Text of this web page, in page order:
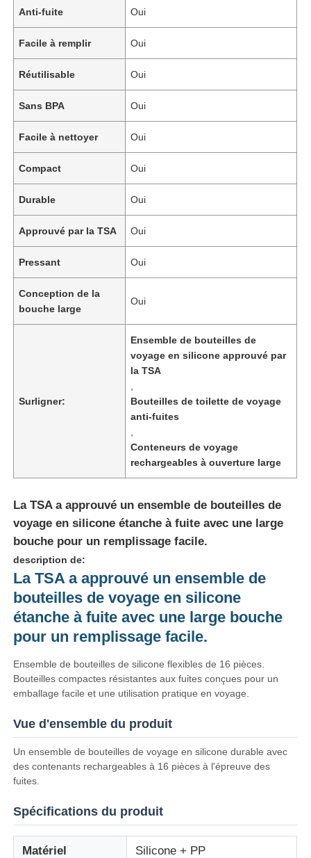
Produits
Vidéos
À propos de nous
Visite de l'usine
Contrôle qualité
Contactez-nous
Nouvelles
Cas
Ensemble de bouteilles de voyage en silicone
Anti-fuite Oui
Facile à remplir Oui
Réutilisable Oui
Sans BPA Oui
Facile à nettoyer Oui
Compact Oui
Durable Oui
Approuvé par la TSA Oui
Pressant Oui
Conception de la
bouche large
Oui
Surligner:
Ensemble de bouteilles de
voyage en silicone approuvé par
la TSA
Bouteilles de toilette de voyage
anti-fuites
Conteneurs de voyage
rechargeables à ouverture large
La TSA a approuvé un ensemble de bouteilles de
voyage en silicone étanche à fuite avec une large
bouche pour un remplissage facile.
description de:
La TSA a approuvé un ensemble de
bouteilles de voyage en silicone
étanche à fuite avec une large bouche
pour un remplissage facile.
Ensemble de bouteilles de silicone flexibles de 16 pièces.
Bouteilles compactes résistantes aux fuites conçues pour un
emballage facile et une utilisation pratique en voyage.
Vue d'ensemble du produit
Un ensemble de bouteilles de voyage en silicone durable avec
des contenants rechargeables à 16 pièces à l'épreuve des
fuites.
Spécifications du produit
Matériel Silicone + PP